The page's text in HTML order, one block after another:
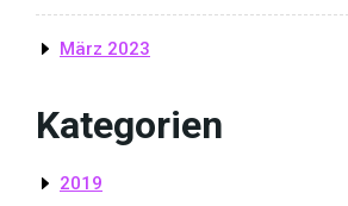
März 2023
Kategorien
2019